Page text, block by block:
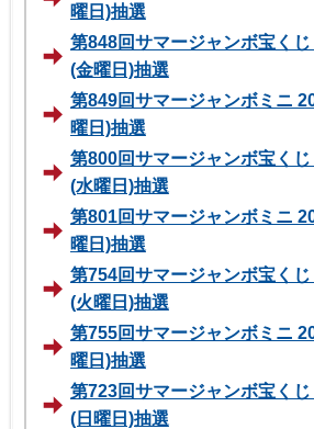
曜日)抽選
第848回サマージャンボ宝くじ
(金曜日)抽選
第849回サマージャンボミニ
曜日)抽選
第800回サマージャンボ宝くじ
(水曜日)抽選
第801回サマージャンボミニ
曜日)抽選
第754回サマージャンボ宝くじ
(火曜日)抽選
第755回サマージャンボミニ
曜日)抽選
第723回サマージャンボ宝くじ
(日曜日)抽選